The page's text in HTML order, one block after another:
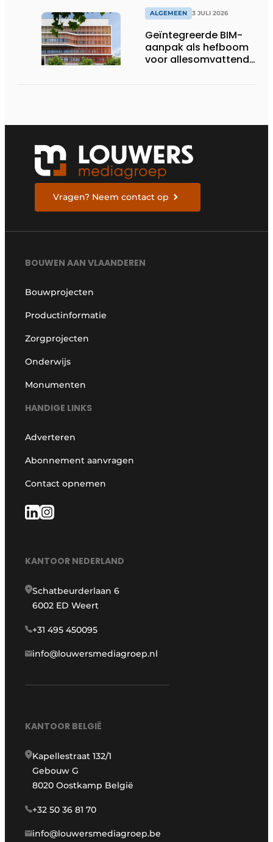
ALGEMEEN 3 JULI 2026
Geïntegreerde BIM-
aanpak als hefboom
voor allesomvattende
Vragen? Neem contact op
BOUWEN AAN VLAANDEREN
Bouwprojecten
Productinformatie
Zorgprojecten
Onderwijs
Monumenten
HANDIGE LINKS
Adverteren
Abonnement aanvragen
Contact opnemen
KANTOOR NEDERLAND
Schatbeurderlaan 6
6002 ED Weert
+31 495 450095
info@louwersmediagroep.nl
KANTOOR BELGIË
Kapellestraat 132/1
Gebouw G
8020 Oostkamp België
+32 50 36 81 70
info@louwersmediagroep.be